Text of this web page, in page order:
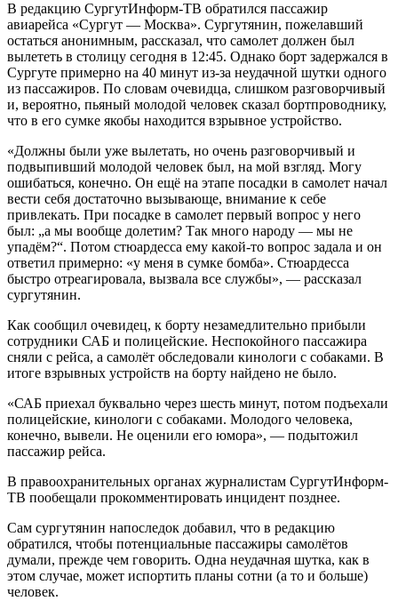
В редакцию СургутИнформ-ТВ обратился пассажир
авиарейса «Сургут — Москва». Сургутянин, пожелавший
остаться анонимным, рассказал, что самолет должен был
вылететь в столицу сегодня в 12:45. Однако борт задержался в
Сургуте примерно на 40 минут из-за неудачной шутки одного
из пассажиров. По словам очевидца, слишком разговорчивый
и, вероятно, пьяный молодой человек сказал бортпроводнику,
что в его сумке якобы находится взрывное устройство.
«Должны были уже вылетать, но очень разговорчивый и
подвыпивший молодой человек был, на мой взгляд. Могу
ошибаться, конечно. Он ещё на этапе посадки в самолет начал
вести себя достаточно вызывающе, внимание к себе
привлекать. При посадке в самолет первый вопрос у него
был: „а мы вообще долетим? Так много народу — мы не
упадём?“. Потом стюардесса ему какой-то вопрос задала и он
ответил примерно: «у меня в сумке бомба». Стюардесса
быстро отреагировала, вызвала все службы», — рассказал
сургутянин.
Как сообщил очевидец, к борту незамедлительно прибыли
сотрудники САБ и полицейские. Неспокойного пассажира
сняли с рейса, а самолёт обследовали кинологи с собаками. В
итоге взрывных устройств на борту найдено не было.
«САБ приехал буквально через шесть минут, потом подъехали
полицейские, кинологи с собаками. Молодого человека,
конечно, вывели. Не оценили его юмора», — подытожил
пассажир рейса.
В правоохранительных органах журналистам СургутИнформ-
ТВ пообещали прокомментировать инцидент позднее.
Сам сургутянин напоследок добавил, что в редакцию
обратился, чтобы потенциальные пассажиры самолётов
думали, прежде чем говорить. Одна неудачная шутка, как в
этом случае, может испортить планы сотни (а то и больше)
человек.